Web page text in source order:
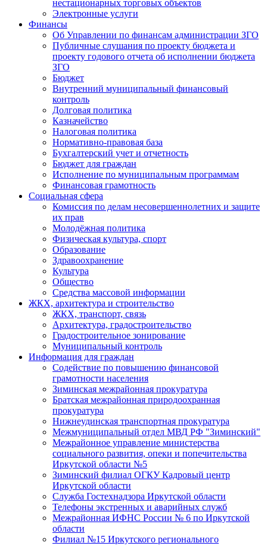
нестационарных торговых объектов
Электронные услуги
Финансы
Об Управлении по финансам администрации ЗГО
Публичные слушания по проекту бюджета и
проекту годового отчета об исполнении бюджета
ЗГО
Бюджет
Внутренний муниципальный финансовый
контроль
Долговая политика
Казначейство
Налоговая политика
Нормативно-правовая база
Бухгалтерский учет и отчетность
Бюджет для граждан
Исполнение по муниципальным программам
Финансовая грамотность
Социальная сфера
Комиссия по делам несовершеннолетних и защите
их прав
Молодёжная политика
Физическая культура, спорт
Образование
Здравоохранение
Культура
Общество
Средства массовой информации
ЖКХ, архитектура и строительство
ЖКХ, транспорт, связь
Архитектура, градостроительство
Градостроительное зонирование
Муниципальный контроль
Информация для граждан
Содействие по повышению финансовой
грамотности населения
Зиминская межрайонная прокуратура
Братская межрайонная природоохранная
прокуратура
Нижнеудинская транспортная прокуратура
Межмуниципальный отдел МВД РФ "Зиминский"
Межрайонное управление министерства
социального развития, опеки и попечительства
Иркутской области №5
Зиминский филиал ОГКУ Кадровый центр
Иркутской области
Служба Гостехнадзора Иркутской области
Телефоны экстренных и аварийных служб
Межрайонная ИФНС России № 6 по Иркутской
области
Филиал №15 Иркутского регионального